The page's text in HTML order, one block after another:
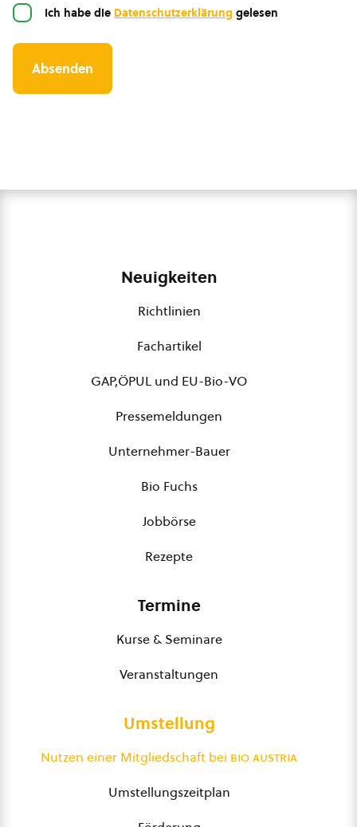
Ich habe die Datenschutzerklärung gelesen
Neuigkeiten
Richtlinien
Fachartikel
GAP,ÖPUL und EU-Bio-VO
Pressemeldungen
Unternehmer-Bauer
Bio Fuchs
Jobbörse
Rezepte
Termine
Kurse & Seminare
Veranstaltungen
Umstellung
Nutzen einer Mitgliedschaft bei bio austria
Umstellungszeitplan